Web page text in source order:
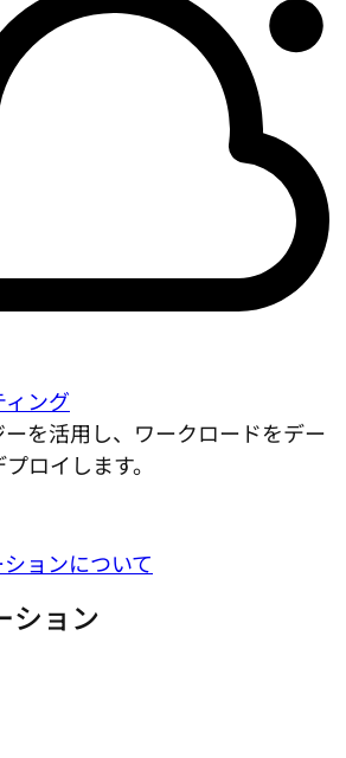
ング
を活用し、ワークロードをデー
ロイします。
ョンについて
ション